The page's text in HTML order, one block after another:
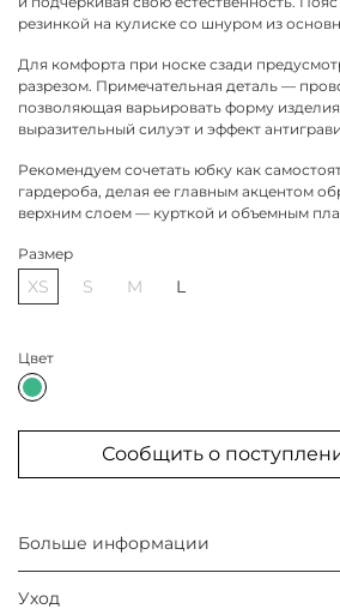
резинкой на кулиске со шнуром из
Для комфорта при носке сзади
разрезом. Примечательная деталь —
позволяющая варьировать форму
выразительный силуэт и эффект
Рекомендуем сочетать юбку как
гардероба, делая ее главным акцентом
верхним слоем — курткой и объемным
Сообщить о
Больше информации
Уход
Размер
XS S M L
Цвет